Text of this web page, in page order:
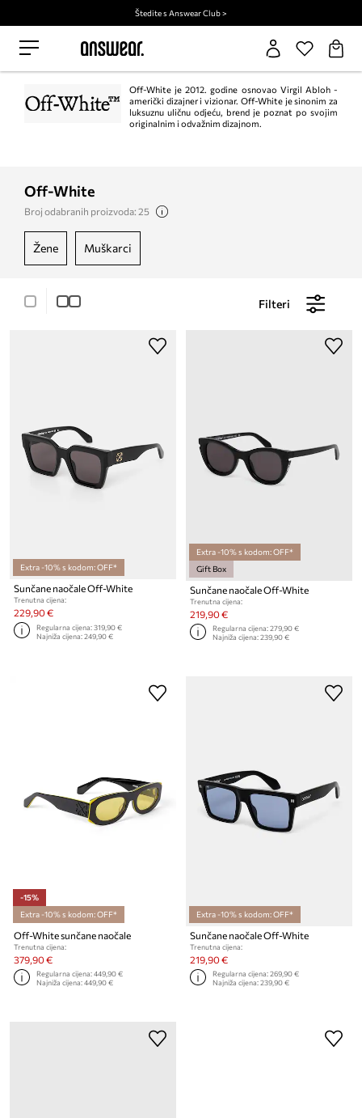
Štedite s Answear Club >
Off-White je 2012. godine osnovao Virgil Abloh -
američki dizajner i vizionar. Off-White je sinonim za
luksuznu uličnu odjeću, brend je poznat po svojim
originalnim i odvažnim dizajnom.
Off-White
Broj odabranih proizvoda: 25
žene muškarci
Filteri
Extra -10% s kodom: OFF*
Sunčane naočale Off-White
Trenutna cijena:
229,90 €
Regularna cijena:319,90 €
Najniža cijena:249,90 €
Extra -10% s kodom: OFF*
Gift Box
Sunčane naočale Off-White
Trenutna cijena:
219,90 €
Regularna cijena:279,90 €
Najniža cijena:239,90 €
-15%
Extra -10% s kodom: OFF*
Off-White sunčane naočale
Trenutna cijena:
379,90 €
Regularna cijena:449,90 €
Najniža cijena:449,90 €
Extra -10% s kodom: OFF*
Sunčane naočale Off-White
Trenutna cijena:
219,90 €
Regularna cijena:269,90 €
Najniža cijena:239,90 €